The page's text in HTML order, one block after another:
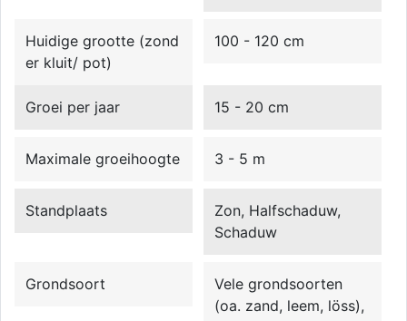
Huidige grootte (zond
er kluit/ pot)
100 - 120 cm
Groei per jaar 15 - 20 cm
Maximale groeihoogte 3 - 5 m
Standplaats
Zon, Halfschaduw,
Schaduw
Grondsoort
Vele grondsoorten
(oa. zand, leem, löss),